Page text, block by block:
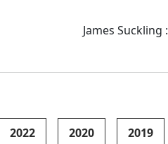
James Suckling :
2022 2020 2019